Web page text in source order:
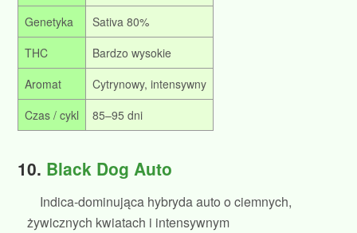
Genetyka
Sativa 80%
THC
Bardzo wysokie
Aromat
Cytrynowy, intensywny
Czas / cykl
85–95 dni
10. Black Dog Auto
Indica‑dominująca hybryda auto o ciemnych,
żywicznych kwiatach i intensywnym